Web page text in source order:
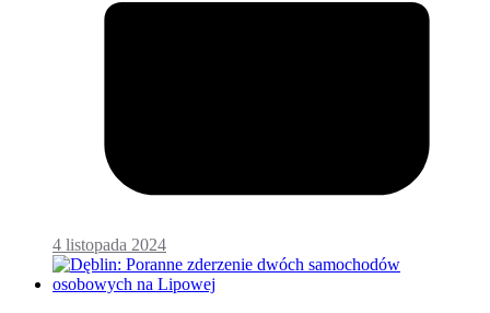
4 listopada 2024